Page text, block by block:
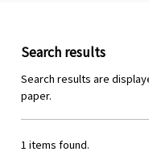
Search results
Search results are
paper.
1 items found.